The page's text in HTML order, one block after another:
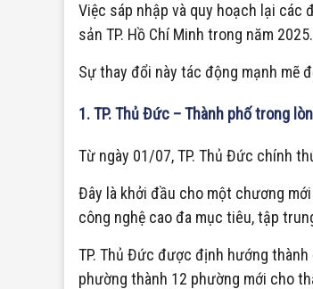
Việc sáp nhập và quy hoạch lại các
sản TP. Hồ Chí Minh trong năm 2025.
Sự thay đổi này tác động mạnh mẽ
1. TP. Thủ Đức – Thành phố trong
Từ ngày 01/07, TP. Thủ Đức chính
Đây là khởi đầu cho một chương
công nghệ cao đa mục tiêu, tập
TP. Thủ Đức được định hướng
phường thành 12 phường mới cho